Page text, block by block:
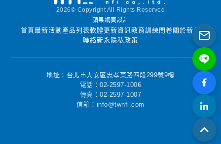
Windows調試器，檢測
未執行代碼並執行操作
範圍檢查的Coverage
Analysis Tool，有助於
查器），Fujitsu的
Visual Analyzer，
Fujitsu SSL2數學庫
（在Fujitsu大型機和工
2026© Copyright All Rights Reserved
蘋果網頁設計
首頁最新活動產品列表軟體更新資訊教育訓練 問卷 關於新永
聯絡新永 隱私政策
地址：台北市大安區忠孝東路四段299號9樓
電話：02-2597-1006
傳真：02-2597-1007
信箱：info@twnfi.com